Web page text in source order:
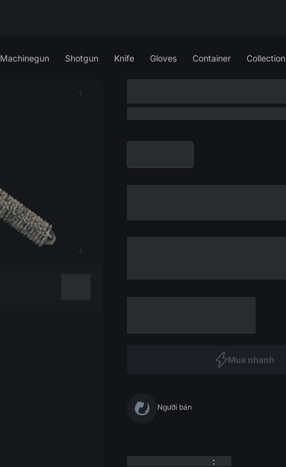
Machinegun Shotgun Knife Gloves Container Collection
Mua nhanh
Người bán
: